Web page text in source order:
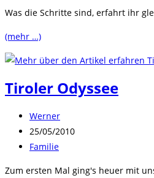
Was die Schritte sind, erfahrt ihr
(mehr …)
Tiroler Odyssee
Beitrags-
Autor:
Werner
Beitrag
veröffentlicht:
25/05/2010
Beitrags-
Familie
Zum ersten Mal ging's heuer mit